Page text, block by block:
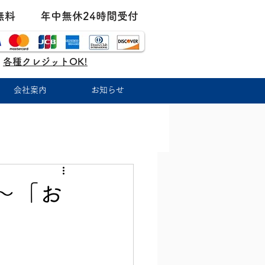
料 年中無休24時間受付
各種クレジットOK!
会社案内 お知らせ
「お